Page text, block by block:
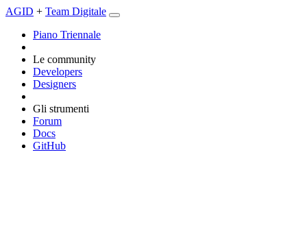
AGID + Team Digitale
Piano Triennale
Le community
Developers
Designers
Gli strumenti
Forum
Docs
GitHub